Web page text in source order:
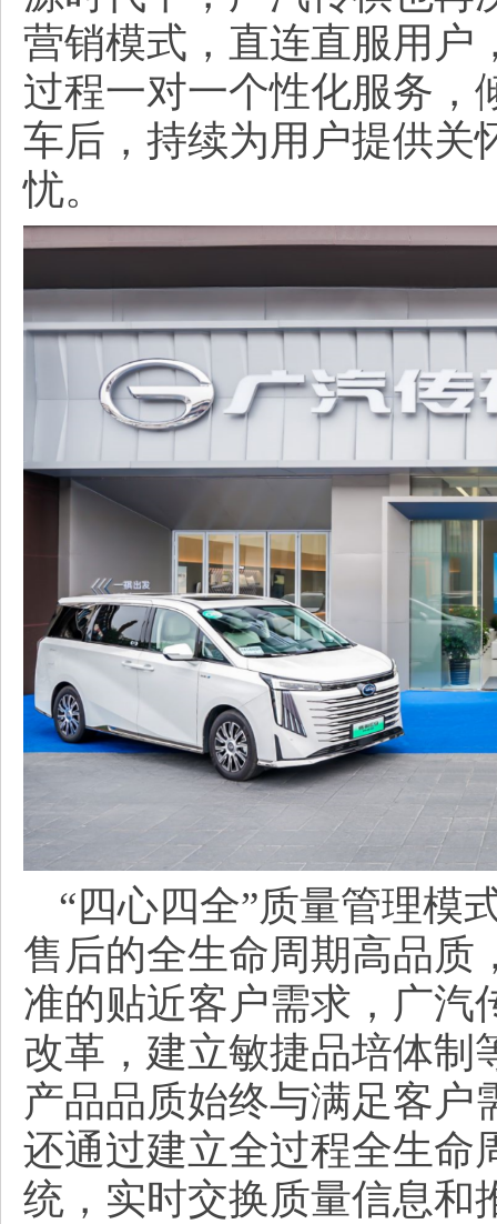
营销模式，直连直服用户
过程一对一个性化服务，
车后，持续为用户提供关
忧。
“四心四全”质量管理模
售后的全生命周期高品质
准的贴近客户需求，广汽
改革，建立敏捷品培体制
产品品质始终与满足客户
还通过建立全过程全生命
统，实时交换质量信息和